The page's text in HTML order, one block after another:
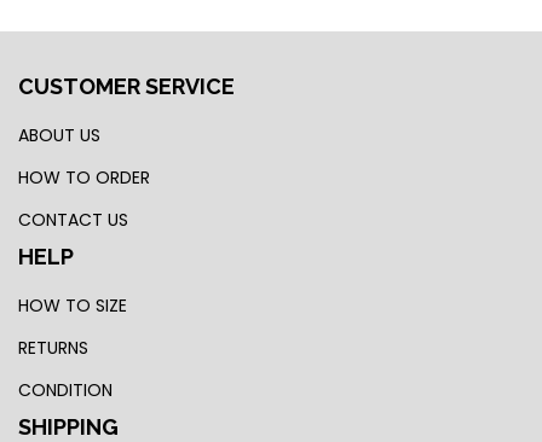
CUSTOMER SERVICE
ABOUT US
HOW TO ORDER
CONTACT US
HELP
HOW TO SIZE
RETURNS
CONDITION
SHIPPING